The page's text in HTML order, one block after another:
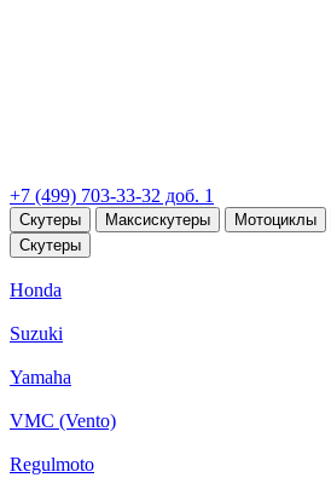
+7 (499) 703-33-32 доб. 1
Скутеры Максискутеры Мотоциклы
Скутеры
Honda
Suzuki
Yamaha
VMC (Vento)
Regulmoto